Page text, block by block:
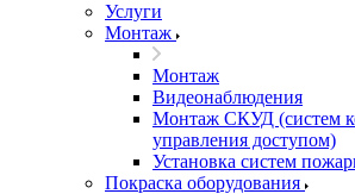
Услуги
Монтаж
Монтаж
Видеонаблюдения
Монтаж СКУД (систем
управления доступом)
Установка систем
Покраска оборудования